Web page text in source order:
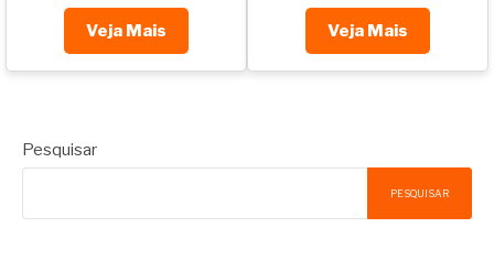
Veja Mais Veja Mais
Pesquisar
PESQUISAR